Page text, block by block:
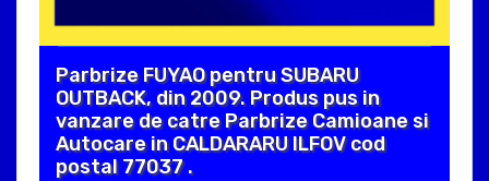
Parbrize FUYAO pentru SUBARU
OUTBACK, din 2009. Produs pus in
vanzare de catre Parbrize Camioane si
Autocare in CALDARARU ILFOV cod
postal 77037 .